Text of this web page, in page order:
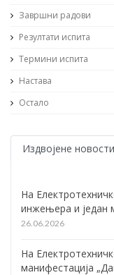
Завршни радови
Резултати испита
Термини испита
Настава
Остало
Издвојене новости
На
инжењера и један
26.06.2026
На
манифестација